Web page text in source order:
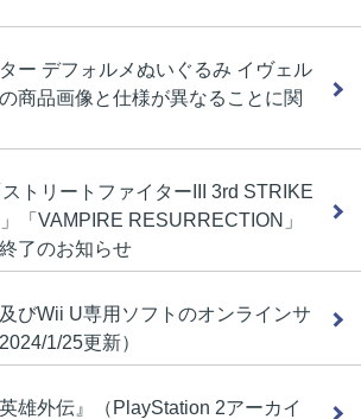
ー デフォルメぬいぐるみ イヴェル
商品画像と仕様が異なることに関
トリートファイターIII 3rd STRIKE
「VAMPIRE RESURRECTION」
了のお知らせ
びWii U専用ソフトのオンラインサ
1/25更新）
雄外伝』（PlayStation 2アーカイ